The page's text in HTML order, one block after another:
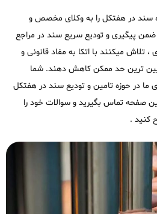
سند در هفتکل را به وکلای مخصص و
ضمن پیگیری و تودیع سریع سند در مراجع
تلاش میکنند با اتکا به مفاد قانونی و
ترین حد ممکن کاهش دهند. شما
ما در حوزه تامین و تودیع سند در هفتکل
صفحه تماس بگیرید و سوالات خود را
کنید .